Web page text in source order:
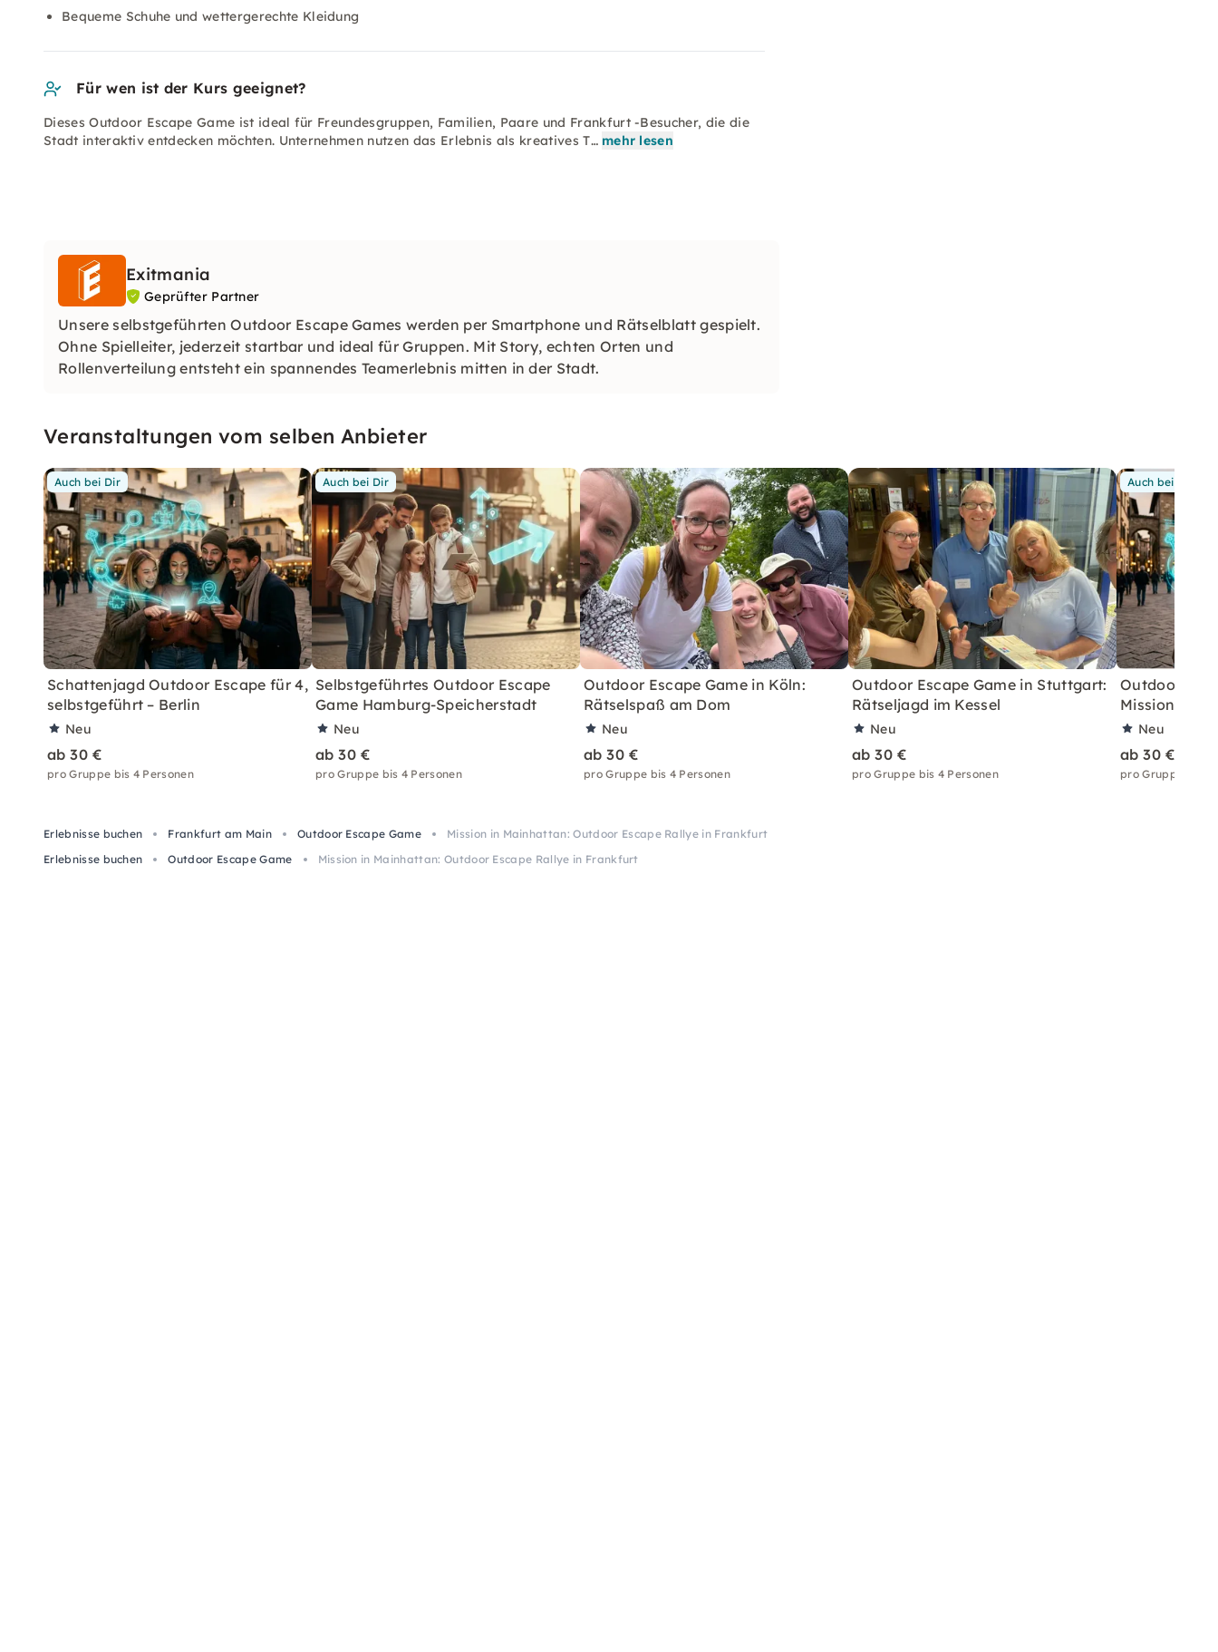
Bequeme Schuhe und wettergerechte Kleidung
Für wen ist der Kurs geeignet?
Dieses Outdoor Escape Game ist ideal für Freundesgruppen, Familien, Paare und Frankfurt -Besucher, die die
Stadt interaktiv entdecken möchten. Unternehmen nutzen das Erlebnis als kreatives T… mehr lesen
Exitmania
Geprüfter Partner
Unsere selbstgeführten Outdoor Escape Games werden per Smartphone und Rätselblatt gespielt.
Ohne Spielleiter, jederzeit startbar und ideal für Gruppen. Mit Story, echten Orten und
Rollenverteilung entsteht ein spannendes Teamerlebnis mitten in der Stadt.
Veranstaltungen vom selben Anbieter
Auch bei Dir
Schattenjagd Outdoor Escape für 4,
selbstgeführt – Berlin
Neu
ab 30 €
pro Gruppe bis 4 Personen
Auch bei Dir
Selbstgeführtes Outdoor Escape
Game Hamburg-Speicherstadt
Neu
ab 30 €
pro Gruppe bis 4 Personen
Outdoor Escape Game in Köln:
Rätselspaß am Dom
Neu
ab 30 €
pro Gruppe bis 4 Personen
Outdoor Escape Game in Stuttgart:
Rätseljagd im Kessel
Neu
ab 30 €
pro Gruppe bis 4 Personen
Auch bei Dir
Outdoor
Mission in
Neu
ab 30 €
pro Gruppe bis 4
Erlebnisse buchen Frankfurt am Main Outdoor Escape Game
Mission in Mainhattan: Outdoor Escape Rallye in Frankfurt
Erlebnisse buchen
Outdoor Escape Game Mission in Mainhattan: Outdoor Escape Rallye in Frankfurt